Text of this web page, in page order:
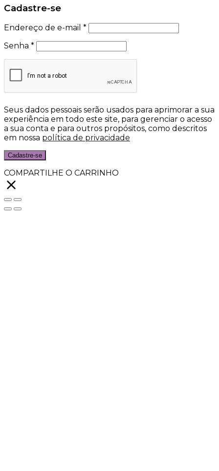
Cadastre-se
Endereço de e-mail *
Senha *
Seus dados pessoais serão usados para aprimorar a sua
experiência em todo este site, para gerenciar o acesso
a sua conta e para outros propósitos, como descritos
em nossa política de privacidade
Cadastre-se
COMPARTILHE O CARRINHO